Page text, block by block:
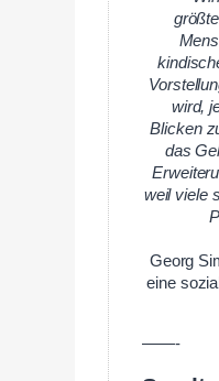
wird,
Blicken
das
weil viele
Georg
eine
——-